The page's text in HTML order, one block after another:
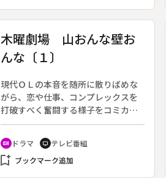
実りや風景を味わい楽しむ。狩猟解
禁の祭（シャトーヌフ）、リンゴ祭
（レジー）、中世の記憶が残る丘
（ブランシオン）、ワイン農家に嫁
などを紹介する。
木曜劇場 山おんな壁お
んな〔１〕
現代ＯＬの本音を随所に散りばめな
がら、恋や仕事、コンプレックスを
打破すべく奮闘する様子をコミカル
に描いたコメディードラマ。原作：
高倉あつこ、脚本：前川洋一。（２
００７年７月５日～９月２０日放
送、全１２回）◆第１回。スリムで
recent_actors ドラマ tv テレビ番組
bookmark_add ブックマーク追加